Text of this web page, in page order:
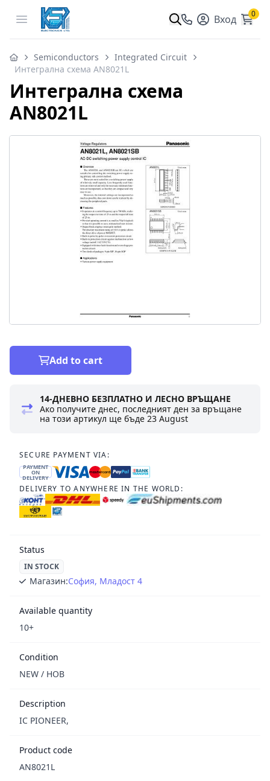
Open menu Вход 0
Semiconductors
Integrated Circuit
Интегрална схема AN8021L
Интегрална схема
AN8021L
Add to cart
14-ДНЕВНО БЕЗПЛАТНО И ЛЕСНО ВРЪЩАНЕ
Ако получите днес, последният ден за връщане
на този артикул ще бъде23 August
SECURE PAYMENT VIA:
PAYMENT
ON
DELIVERY
DELIVERY TO ANYWHERE IN THE WORLD:
Status
IN STOCK
Магазин:София, Младост 4
Available quantity
10+
Condition
NEW / НОВ
Description
IC PIONEER,
Product code
AN8021L